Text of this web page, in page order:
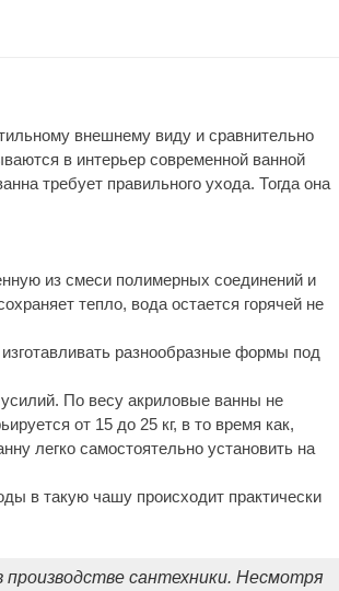
внешнему виду и сравнительно
в интерьер современной ванной
требует правильного ухода. Тогда она
из смеси полимерных соединений и
тепло, вода остается горячей не
разнообразные формы под
По весу акриловые ванны не
от 15 до 25 кг, в то время как,
легко самостоятельно установить на
в такую чашу происходит практически
сантехники. Несмотря